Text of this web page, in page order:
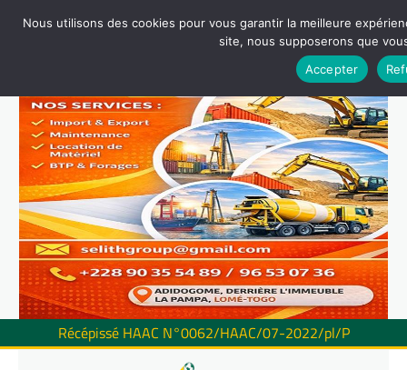
Récépissé HAAC N°0062/HAAC/07-2022/pl/P
Nous utilisons des cookies pour vous garantir la meilleure
site, nous supposerons que
Accepter